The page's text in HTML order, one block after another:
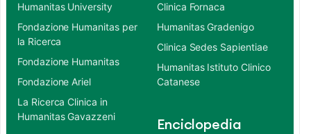
Humanitas University
Fondazione Humanitas per
la Ricerca
Fondazione Humanitas
Fondazione Ariel
La Ricerca Clinica in
Humanitas Gavazzeni
Clinica Fornaca
Humanitas Gradenigo
Clinica Sedes Sapientiae
Humanitas Istituto Clinico
Catanese
Enciclopedia